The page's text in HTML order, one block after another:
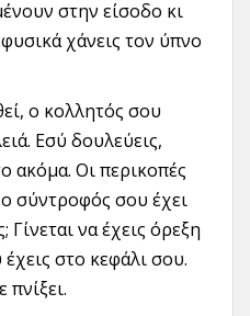
στην είσοδο κι
χάνεις τον ύπνο
ο κολλητός σου
Εσύ δουλεύεις,
ακόμα. Οι περικοπές
σύντροφός σου έχει
να έχεις όρεξη
στο κεφάλι σου.